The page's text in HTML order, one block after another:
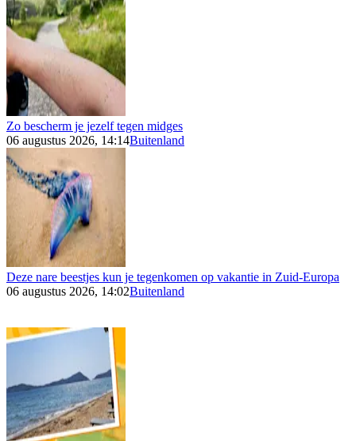
Zo bescherm je jezelf tegen midges
06 augustus 2026, 14:14Buitenland
Deze nare beestjes kun je tegenkomen op vakantie in Zuid-Europa
06 augustus 2026, 14:02Buitenland